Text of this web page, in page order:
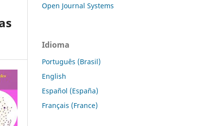
Open Journal Systems
Idioma
Português (Brasil)
English
Español (España)
Français (France)